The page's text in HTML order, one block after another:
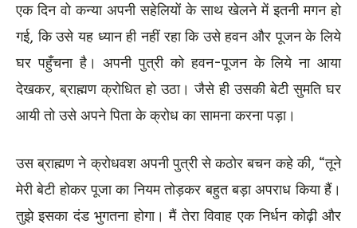
एक दिन वो कन्या अपनी सहेलियों के साथ खेलने में इतनी मगन हो
गई, कि उसे यह ध्यान ही नहीं रहा कि उसे हवन और पूजन के लिये
घर पहुँचना है। अपनी पुत्री को हवन-पूजन के लिये ना आया
देखकर, ब्राह्मण क्रोधित हो उठा। जैसे ही उसकी बेटी सुमति घर
आयी तो उसे अपने पिता के क्रोध का सामना करना पड़ा।
उस ब्राह्मण ने क्रोधवश अपनी पुत्री से कठोर बचन कहे की, “तूने
मेरी बेटी होकर पूजा का नियम तोड़कर बहुत बड़ा अपराध किया हैं।
तुझे इसका दंड भुगतना होगा। मैं तेरा विवाह एक निर्धन कोढ़ी और